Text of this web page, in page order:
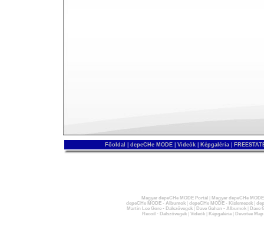
Főoldal depeCHe MODE Videók Képgaléria
Magyar depeCHe MODE Portál
Magyar depeCHe
depeCHe MODE - Albumok| depeCHe MODE - Kislemezek|
Martin Lee Gore - Dalszövegek| Dave Gahan - Albumok|
Dave
Recoil - Dalszövegek| Videók| Képgaléria| Devotee Map